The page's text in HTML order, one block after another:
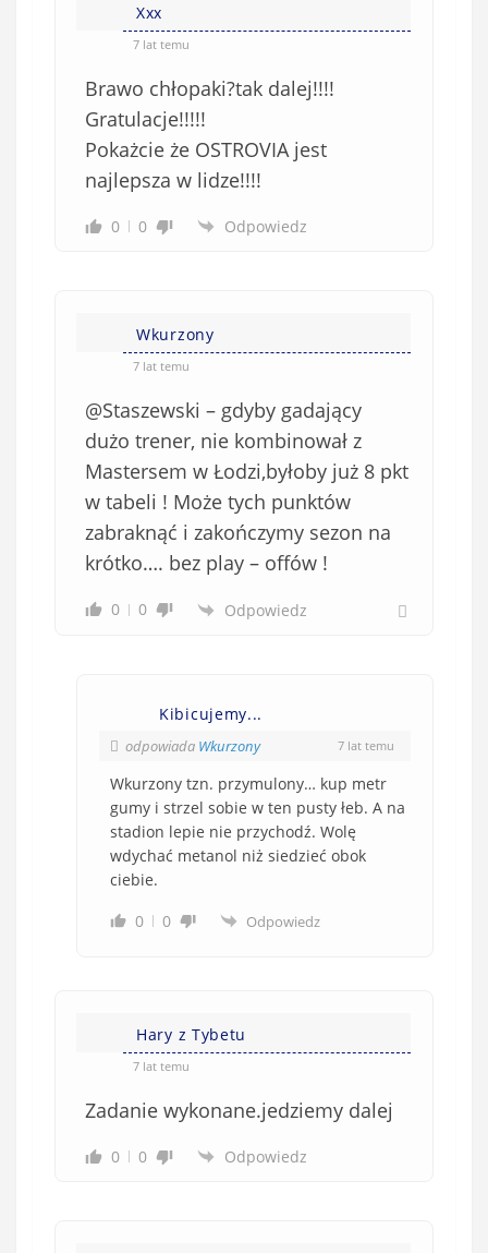
Xxx
7 lat temu
Brawo chłopaki?tak dalej!!!!
Gratulacje!!!!!
Pokażcie że OSTROVIA jest
najlepsza w lidze!!!!
0 0 Odpowiedz
Wkurzony
7 lat temu
@Staszewski – gdyby gadający
dużo trener, nie kombinował z
Mastersem w Łodzi,byłoby już 8 pkt
w tabeli ! Może tych punktów
zabraknąć i zakończymy sezon na
krótko…. bez play – offów !
0 0 Odpowiedz
Kibicujemy...
odpowiada Wkurzony 7 lat temu
Wkurzony tzn. przymulony… kup metr
gumy i strzel sobie w ten pusty łeb. A na
stadion lepie nie przychodź. Wolę
wdychać metanol niż siedzieć obok
ciebie.
0
0 Odpowiedz
Hary z Tybetu
7 lat temu
Zadanie wykonane.jedziemy dalej
0 0 Odpowiedz